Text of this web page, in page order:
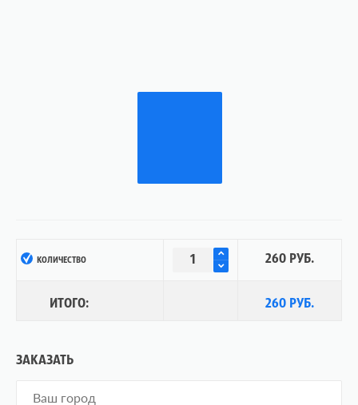
КОЛИЧЕСТВО 260 РУБ.
ИТОГО: 260 РУБ.
ЗАКАЗАТЬ